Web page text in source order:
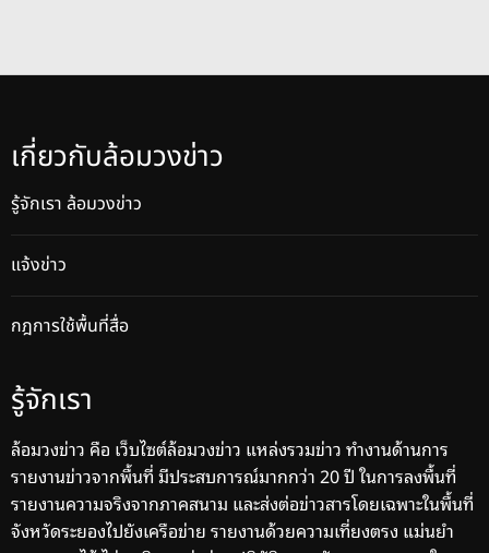
เกี่ยวกับล้อมวงข่าว
รู้จักเรา ล้อมวงข่าว
แจ้งข่าว
กฎการใช้พื้นที่สื่อ
รู้จักเรา
ล้อมวงข่าว คือ เว็บไซต์ล้อมวงข่าว แหล่งรวมข่าว ทำงานด้านการ
รายงานข่าวจากพื้นที่ มีประสบการณ์มากกว่า 20 ปี ในการลงพื้นที่
รายงานความจริงจากภาคสนาม และส่งต่อข่าวสารโดยเฉพาะในพื้นที่
จังหวัดระยองไปยังเครือข่าย รายงานด้วยความเที่ยงตรง แม่นยำ